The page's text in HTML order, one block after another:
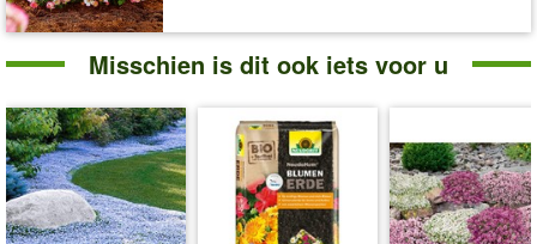
Misschien is dit ook iets voor u